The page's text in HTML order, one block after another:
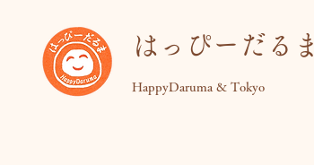
​はっぴーだるま
HappyDaruma & Tokyo